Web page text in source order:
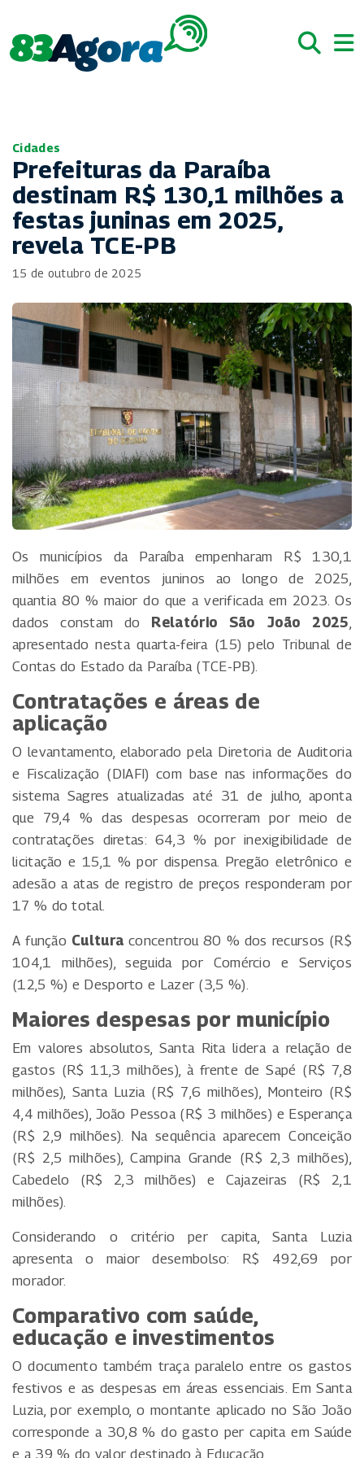
Cidades
Prefeituras da Paraíba
destinam R$ 130,1 milhões a
festas juninas em 2025,
revela TCE-PB
15 de outubro de 2025
Os municípios da Paraíba empenharam R$ 130,1
milhões em eventos juninos ao longo de 2025,
quantia 80 % maior do que a verificada em 2023. Os
dados constam do Relatório São João 2025
apresentado nesta quarta-feira (15) pelo Tribunal de
Contas do Estado da Paraíba (TCE-PB).
Contratações e áreas de
aplicação
O levantamento, elaborado pela Diretoria de Auditoria
e Fiscalização (DIAFI) com base nas informações do
sistema Sagres atualizadas até 31 de julho, aponta
que 79,4 % das despesas ocorreram por meio de
contratações diretas: 64,3 % por inexigibilidade de
licitação e 15,1 % por dispensa. Pregão eletrônico e
adesão a atas de registro de preços responderam por
17 % do total.
A função Cultura concentrou 80 % dos recursos (R$
104,1 milhões), seguida por Comércio e Serviços
(12,5 %) e Desporto e Lazer (3,5 %).
Maiores despesas por município
Em valores absolutos, Santa Rita lidera a relação de
gastos (R$ 11,3 milhões), à frente de Sapé (R$ 7,8
milhões), Santa Luzia (R$ 7,6 milhões), Monteiro (R$
4,4 milhões), João Pessoa (R$ 3 milhões) e Esperança
(R$ 2,9 milhões). Na sequência aparecem Conceição
(R$ 2,5 milhões), Campina Grande (R$ 2,3 milhões),
Cabedelo (R$ 2,3 milhões) e Cajazeiras (R$ 2,1
milhões).
Considerando o critério per capita, Santa Luzia
apresenta o maior desembolso: R$ 492,69 por
morador.
Comparativo com saúde,
educação e investimentos
O documento também traça paralelo entre os gastos
festivos e as despesas em áreas essenciais. Em Santa
Luzia, por exemplo, o montante aplicado no São João
corresponde a 30,8 % do gasto per capita em Saúde
e a 39 % do valor destinado à Educação.